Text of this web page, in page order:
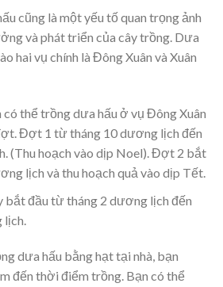
cũng là một yếu tố quan trọng ảnh
và phát triển của cây trồng. Dưa
hai vụ chính là Đông Xuân và Xuân
có thể trồng dưa hấu ở vụ Đông Xuân
Đợt 1 từ tháng 10 dương lịch đến
(Thu hoạch vào dịp Noel). Đợt 2 bắt
lịch và thu hoạch quả vào dịp Tết.
bắt đầu từ tháng 2 dương lịch đến
dưa hấu bằng hạt tại nhà, bạn
đến thời điểm trồng. Bạn có thể